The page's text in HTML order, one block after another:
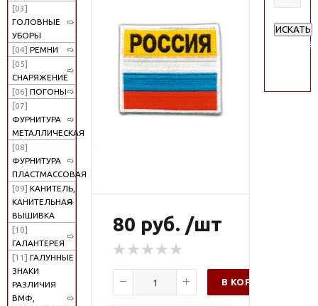
[03]
ГОЛОВНЫЕ
УБОРЫ
[04] РЕМНИ
[05]
СНАРЯЖЕНИЕ
[06] ПОГОНЫ
[07]
ФУРНИТУРА
МЕТАЛЛИЧЕСКАЯ
[08]
ФУРНИТУРА
ПЛАСТМАССОВАЯ
[09] КАНИТЕЛЬ,
КАНИТЕЛЬНАЯ
ВЫШИВКА
[10]
ГАЛАНТЕРЕЯ
[11] ГАЛУННЫЕ
ЗНАКИ
РАЗЛИЧИЯ
ВМФ,
80 руб. /шт
В КОРЗИНУ
ИСКАТЬ